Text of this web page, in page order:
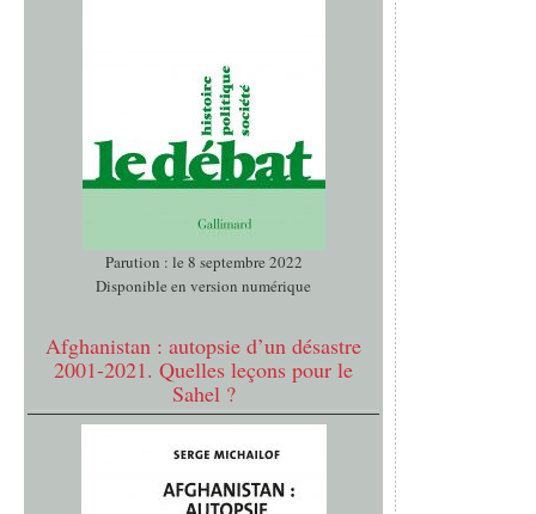
Parution : le 8 septembre 2022
Disponible en version numérique
Afghanistan : autopsie d’un désastre
2001-2021. Quelles leçons pour le
Sahel ?